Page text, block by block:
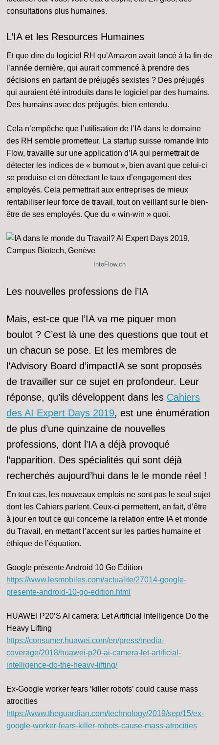
consultations plus humaines.
L’IA et les Resources Humaines
Et que dire du logiciel RH qu’Amazon avait lancé à la fin de
l’année dernière, qui aurait commencé à prendre des
décisions en partant de préjugés sexistes ? Des préjugés
qui auraient été introduits dans le logiciel par des humains.
Des humains avec des préjugés, bien entendu.
Cela n’empêche que l’utilisation de l’IA dans le domaine
des RH semble prometteur. La startup suisse romande Into
Flow, travaille sur une application d’IA qui permettrait de
détecter les indices de « burnout », bien avant que celui-ci
se produise et en détectant le taux d’engagement des
employés. Cela permettrait aux entreprises de mieux
rentabiliser leur force de travail, tout on veillant sur le bien-
être de ses employés. Que du « win-win » quoi.
IntoFlow.ch
Les nouvelles professions de l’IA
Mais, est-ce que l’IA va me piquer mon
boulot ? C’est là une des questions que tout et
un chacun se pose. Et les membres de
l’Advisory Board d’impactIA se sont proposés
de travailler sur ce sujet en profondeur. Leur
réponse, qu’ils développent dans les Cahiers
des AI Expert Days 2019, est une énumération
de plus d’une quinzaine de nouvelles
professions, dont l’IA a déjà provoqué
l’apparition. Des spécialités qui sont déjà
recherchés aujourd’hui dans le le monde réel !
En tout cas, les nouveaux emplois ne sont pas le seul sujet
dont les Cahiers parlent. Ceux-ci permettent, en fait, d’être
à jour en tout ce qui concerne la relation entre IA et monde
du Travail, en mettant l’accent sur les parties humaine et
éthique de l’équation.
Google présente Android 10 Go Edition
https://www.lesmobiles.com/actualite/27014-google-
presente-android-10-go-edition.html
HUAWEI P20’S AI camera: Let Artificial Intelligence Do the
Heavy Lifting
https://consumer.huawei.com/en/press/media-
coverage/2018/huawei-p20-ai-camera-let-artificial-
intelligence-do-the-heavy-lifting/
Ex-Google worker fears ‘killer robots’ could cause mass
atrocities
https://www.theguardian.com/technology/2019/sep/15/ex-
google-worker-fears-killer-robots-cause-mass-atrocities